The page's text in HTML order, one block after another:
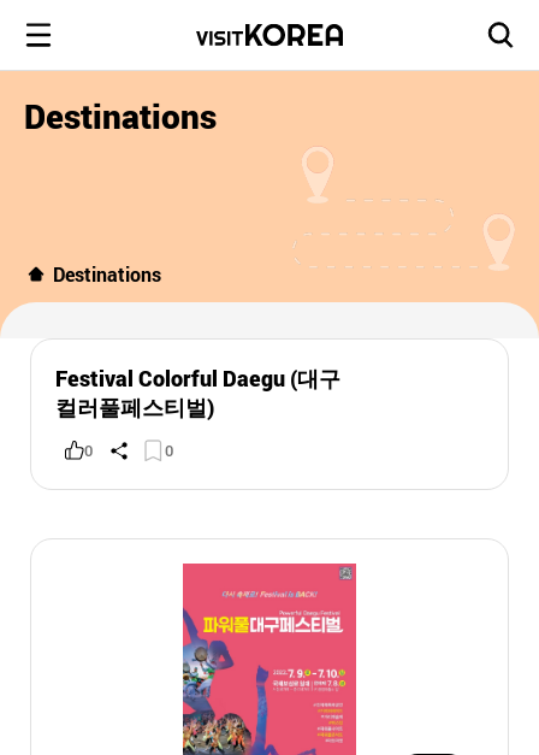
Destinations
Destinations
Festival Colorful Daegu (대구
컬러풀페스티벌)
0 0